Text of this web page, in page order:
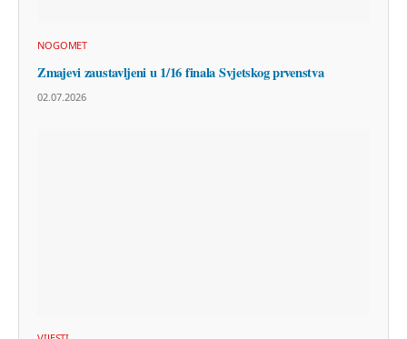
NOGOMET
Zmajevi zaustavljeni u 1/16 finala Svjetskog prvenstva
02.07.2026